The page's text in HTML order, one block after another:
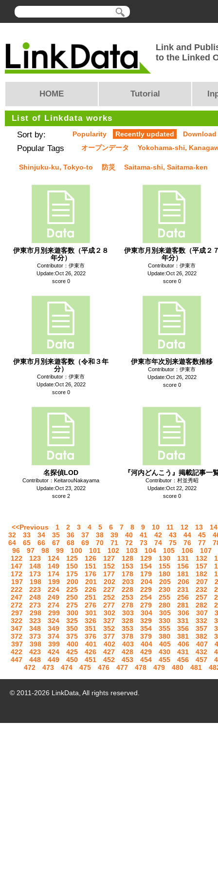
Link and
to the Linked
HOME Tutorial
List of Linkdata works
Sort by:
Popularity Recently updated
Popular Tags オープンデータ Yokohama-shi,
Shinjuku-ku, Tokyo-to 防災 Saitama-shi, Saitama-ken
伊東市月別来遊客数（平成２８
年分）
Contributor：伊東市
Update:Oct 26, 2022
score 0
伊東市月別来遊客数（平成２
年分）
Contributor：伊東市
Update:Oct 26, 2022
score 0
伊東市月別来遊客数（令和３年
分）
Contributor：伊東市
Update:Oct 26, 2022
score 0
伊東市年次別来遊客数推移
Contributor：伊東市
Update:Oct 26, 2022
score 0
名探偵LOD
Contributor：KeitarouNakayama
Update:Oct 23, 2022
score 2
『河内どんこう』掲載記事一
Contributor：村並秀昭
Update:Oct 22, 2022
score 0
<<Previous 1 2 3 4 5 6 7 8 9 10 11 12 13
14
32
33 34 35 36 37 38 39 40 41 42 43 44 45
64
65 66 67 68 69 70 71 72 73 74 75 76 77
96
97 98 99 100 101 102 103 104 105 106
107
122
123 124 125 126 127 128 129 130 131 132
147
148 149 150 151 152 153 154 155 156 157
172
173 174 175 176 177 178 179 180 181 182
197
198 199 200 201 202 203 204 205 206 207
222
223 224 225 226 227 228 229 230 231 232
247
248 249 250 251 252 253 254 255 256 257
272
273 274 275 276 277 278 279 280 281 282
297
298 299 300 301 302 303 304 305 306 307
322
323 324 325 326 327 328 329 330 331 332
347
348 349 350 351 352 353 354 355 356 357
372
373 374 375 376 377 378 379 380 381 382
397
398 399 400 401 402 403 404 405 406 407
422
423 424 425 426 427 428 429 430 431 432
447
448 449 450 451 452 453 454 455 456 457
472
473 474 475 476 477 478 479 480 481
© 2011-2026 LinkData, All rights reserved.